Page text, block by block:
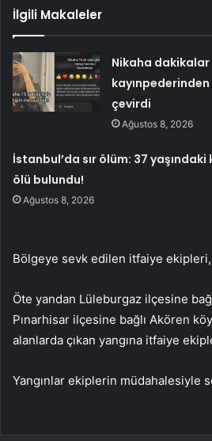
İlgili Makaleler
Nikaha
çevirdi
Ağustos 8, 2026
İstanbul’da sır ölüm: 37 yaşındaki
ölü bulundu!
Ağustos 8, 2026
Bölgeye sevk edilen itfaiye
Öte yandan Lüleburgaz ilçesine
Pınarhisar ilçesine bağlı Akören
alanlarda çıkan yangına itfaiye
Yangınlar ekiplerin müdahalesiyle